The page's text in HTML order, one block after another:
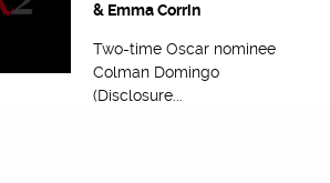
& Emma Corrin
Two-time Oscar nominee
Colman Domingo
(Disclosure...